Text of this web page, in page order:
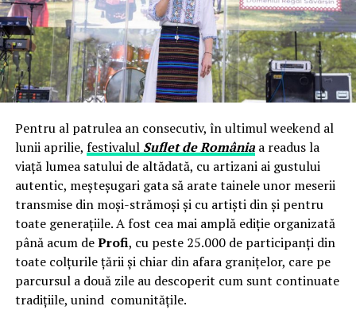
Pentru al patrulea an consecutiv, în ultimul weekend al
lunii aprilie, festivalul Suflet de Româniaa readus la
viață lumea satului de altădată, cu artizani ai gustului
autentic, meșteșugari gata să arate tainele unor meserii
transmise din moși-strămoși și cu artiști din și pentru
toate generațiile. A fost cea mai amplă ediție organizată
până acum deProfi, cu peste 25.000 de participanți din
toate colțurile țării și chiar din afara granițelor, care pe
parcursul a două zile au descoperit cum sunt continuate
tradițiile, unind comunitățile.